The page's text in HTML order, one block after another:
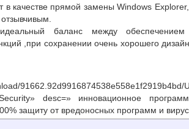
в качестве прямой замены Windows
баланс между обеспечением
,при сохранении очень хорошего
91662.92d9916874538e558e1f2919b4bd/
desc=» инновационное
защиту от вредоносных программ и